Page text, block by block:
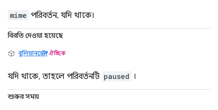
mime পরিবর্তন, যদি থাকে।
বিরতি দেওয়া হয়েছে
বুলিয়ানডেল্টা ঐচ্ছিক
যদি থাকে, তাহলে পরিবর্তনটি paused ।
শুরুর সময়